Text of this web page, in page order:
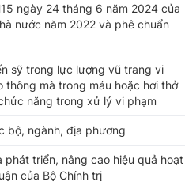
ngày 24 tháng 6 năm 2024 của
nước năm 2022 và phê chuẩn
sỹ trong lực lượng vũ trang vi
mà trong máu hoặc hơi thở
năng trong xử lý vi phạm
bộ, ngành, địa phương
triển, nâng cao hiệu quả hoạt
của Bộ Chính trị